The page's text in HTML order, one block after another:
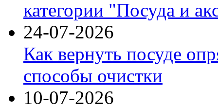
категории "Посуда и
24-07-2026
Как вернуть посуде
способы очистки
10-07-2026